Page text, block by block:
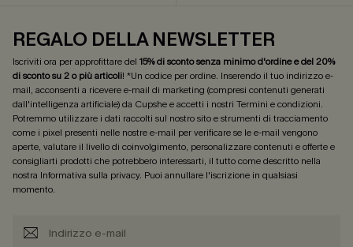
REGALO DELLA NEWSLETTER
Iscriviti ora per approfittare del 15% di sconto senza minimo d'ordine e del 20%
di sconto su 2 o più articoli! *Un codice per ordine. Inserendo il tuo indirizzo e-
mail, acconsenti a ricevere e-mail di marketing (compresi contenuti generati
dall'intelligenza artificiale) da Cupshe e accetti i nostri Termini e condizioni.
Potremmo utilizzare i dati raccolti sul nostro sito e strumenti di tracciamento
come i pixel presenti nelle nostre e-mail per verificare se le e-mail vengono
aperte, valutare il livello di coinvolgimento, personalizzare contenuti e offerte e
consigliarti prodotti che potrebbero interessarti, il tutto come descritto nella
nostra Informativa sulla privacy. Puoi annullare l'iscrizione in qualsiasi
momento.